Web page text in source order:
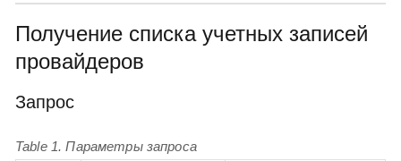
Получение списка учетных записей
провайдеров
Запрос
Table 1. Параметры запроса